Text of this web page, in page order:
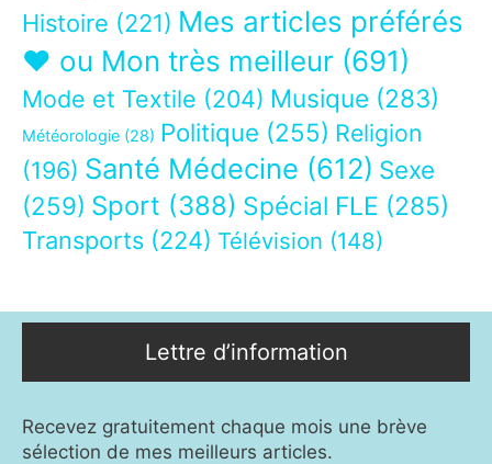
Histoire (221) Mes articles préférés
❤ ou Mon très meilleur (691)
Mode et Textile (204) Musique (283)
Météorologie (28) Politique (255) Religion
(196) Santé Médecine (612) Sexe
(259) Sport (388) Spécial FLE (285)
Transports (224) Télévision (148)
Lettre d’information
Recevez gratuitement chaque mois une brève
sélection de mes meilleurs articles.